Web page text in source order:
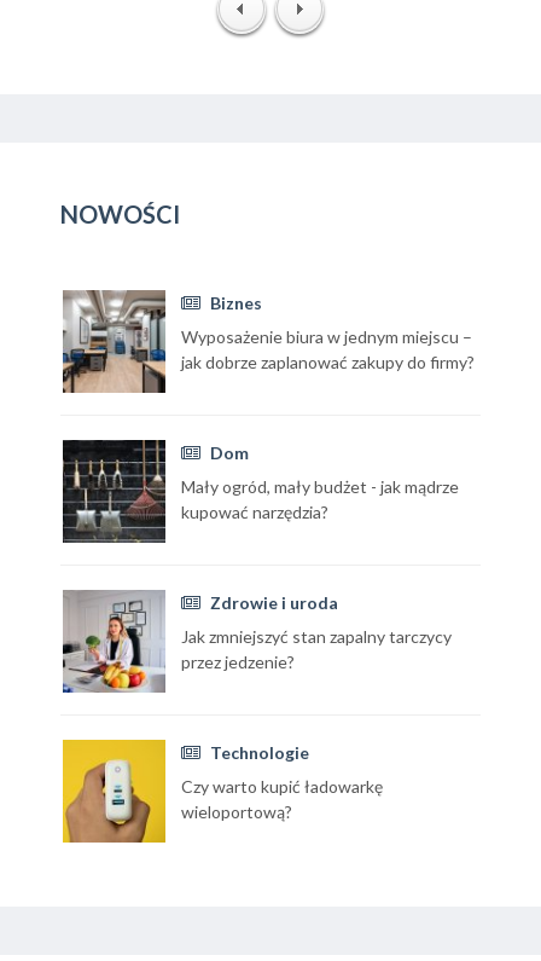
NOWOŚCI
Biznes
Wyposażenie biura w jednym miejscu –
jak dobrze zaplanować zakupy do firmy?
Dom
Mały ogród, mały budżet - jak mądrze
kupować narzędzia?
Zdrowie i uroda
Jak zmniejszyć stan zapalny tarczycy
przez jedzenie?
Technologie
Czy warto kupić ładowarkę
wieloportową?